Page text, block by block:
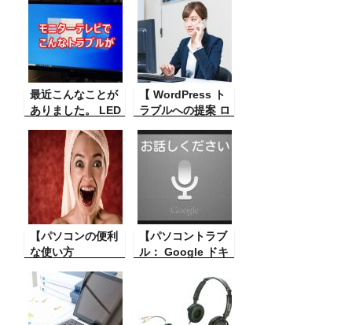
最近こんなことが
ありました。 LED
センサーがおかし
く点けたり消した
りできなくなくな
ってしまった。 こ
んな事が原因で！
【 WordPress ト
ラブルへの提案 ロ
くなった】
いプラグインを入
れたりなどの作業
をした時に ログイ
ン画面が真っ白に
なってしまう、ま
たはページがあり
があるその対策。
【パソコンの便利
な使い方
示】 パソコンであ
ちこちのサイトを
見た時に、前に見
【パソコントラブ
ル： Google ドキ
Google の音声認
識で ドキュメント
に音声入力をする